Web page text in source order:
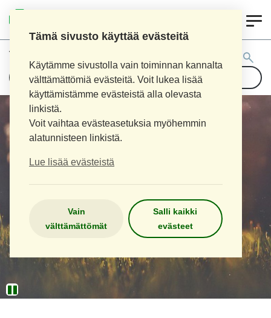
Tämä sivusto käyttää evästeitä
Käytämme sivustolla vain toiminnan kannalta
välttämättömiä evästeitä. Voit lukea lisää
käyttämistämme evästeistä alla olevasta
linkistä.
Voit vaihtaa evästeasetuksia myöhemmin
alatunnisteen linkistä.
Lue lisää evästeistä
Vain
välttämättömät
Salli kaikki
evästeet
Tuotehaku: